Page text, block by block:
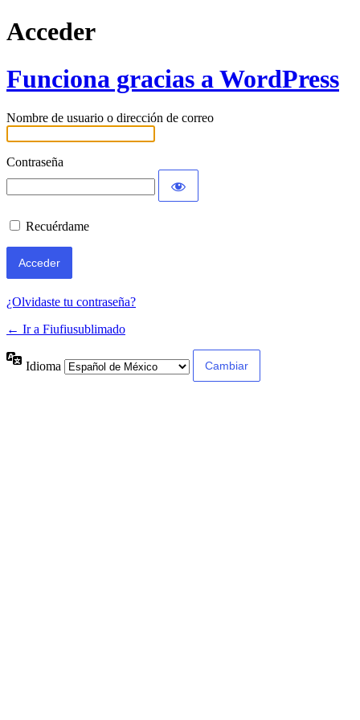
Acceder
Funciona gracias a WordPress
Nombre de usuario o dirección de correo
Contraseña
Recuérdame
¿Olvidaste tu contraseña?
← Ir a Fiufiusublimado
Idioma